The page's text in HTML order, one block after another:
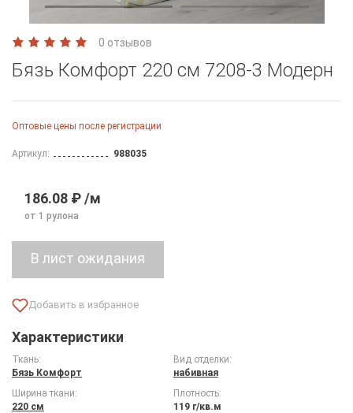
0 отзывов
Бязь Комфорт 220 см 7208-3 Модерн
Оптовые цены после регистрации
Артикул: 988035
186.08 ₽ /м
от 1 рулона
Характеристики
Ткань:
Бязь Комфорт
Вид отделки:
набивная
Ширина ткани:
220 см
Плотность:
119 г/кв.м